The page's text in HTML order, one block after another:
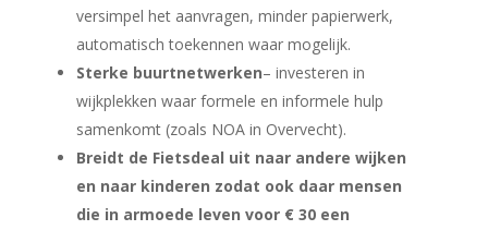
versimpel het aanvragen, minder papierwerk,
automatisch toekennen waar mogelijk.
Sterke buurtnetwerken– investeren in
wijkplekken waar formele en informele hulp
samenkomt (zoals NOA in Overvecht).
Breidt de Fietsdeal uit naar andere wijken
en naar kinderen zodat ook daar mensen
die in armoede leven voor € 30 een